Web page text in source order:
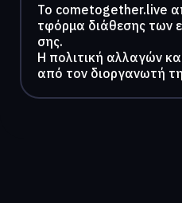
To cometogether.live
τφόρμα διάθεσης των
σης.
Η πολιτική αλλαγών
από τον διοργανωτή